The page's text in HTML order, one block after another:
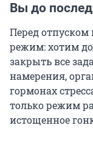
Вы до
Перед
режим: хотим
закрыть все
намерения,
гормонах
только режим
истощенное